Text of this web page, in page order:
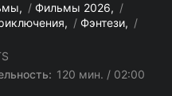
/ Фильмы 2026
/
/ Фэнтези
/
120 мин. / 02:00